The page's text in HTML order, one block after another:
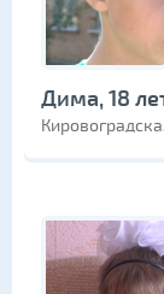
Дима, 18